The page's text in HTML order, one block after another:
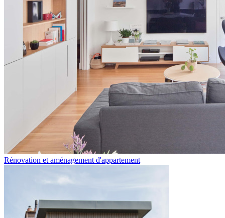
Rénovation et aménagement d'appartement